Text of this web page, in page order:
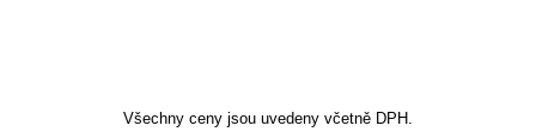
Všechny ceny jsou uvedeny včetně DPH.